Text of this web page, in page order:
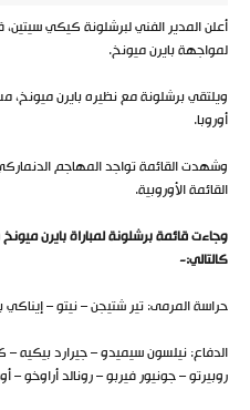
أعلن المدير الفني لبرشلونة كيكي
لمواجهة بايرن ميونخ.
ويلتقي برشلونة مع نظيره بايرن
أوروبا.
وشهدت القائمة تواجد المهاجم
القائمة الأوروبية.
وجاءت قائمة برشلونة لمباراة بايرن
كالتالي:-
حراسة المرمى: تير شتيجن – نيتو – إيناكي
الدفاع: نيلسون سيميدو – جيرارد بيكيه –
روبيرتو – جونيور فيربو – رونالد أراوخو –